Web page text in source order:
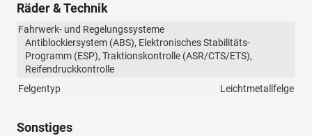
Räder & Technik
Fahrwerk- und Regelungssysteme
Antiblockiersystem (ABS), Elektronisches Stabilitäts-
Programm (ESP), Traktionskontrolle (ASR/CTS/ETS),
Reifendruckkontrolle
Felgentyp
Leichtmetallfelge
Sonstiges